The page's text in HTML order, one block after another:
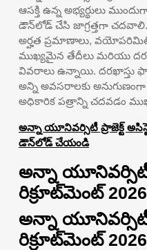
ఆసక్తి ఉన్న అభ్యర్థులు
డౌన్‌లోడ్ చేసి జాగ్రత్తగా
అర్హత ప్రమాణాలు, వయోపరిమితి,
ముఖ్యమైన తేదీలు మరియు
వివరాలు ఉన్నాయి. దరఖాస్తు
అన్ని అవసరాలకు
అధికారిక పత్రాన్ని చదవడం
అన్నా యూనివర్సిటీ ప్రాజెక్ట్
డౌన్‌లోడ్ చేయండి
అన్నా యూనివర్సిటీ
రిక్రూట్‌మెంట్
అన్నా యూనివర్సిటీ
రిక్రూట్‌మెంట్